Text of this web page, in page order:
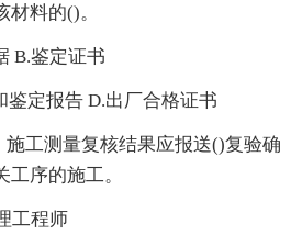
料的()。
B.鉴定证书
鉴定报告 D.出厂合格证书
施工测量复核结果应报送()复验确
序的施工。
工程师